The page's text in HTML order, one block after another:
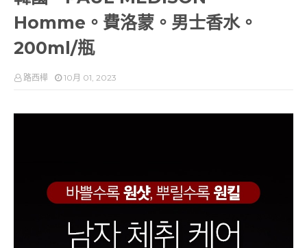
Homme。費洛蒙。男士香水。
200ml/瓶
路西樺 10月 01, 2023